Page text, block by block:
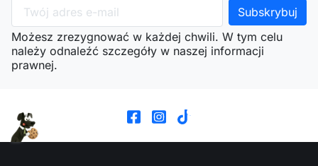
Możesz zrezygnować w każdej chwili. W tym celu
należy odnaleźć szczegóły w naszej informacji
prawnej.